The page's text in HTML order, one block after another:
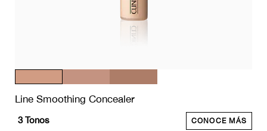
Line Smoothing Concealer
3Tonos CONOCE MÁS